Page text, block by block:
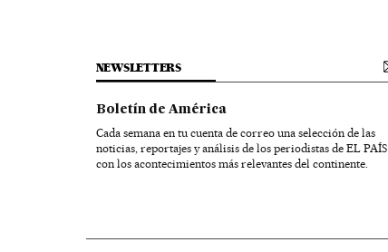
NEWSLETTERS
Boletín de América
Cada semana en tu cuenta de correo una selección de las
noticias, reportajes y análisis de los periodistas de EL PAÍS
con los acontecimientos más relevantes del continente.